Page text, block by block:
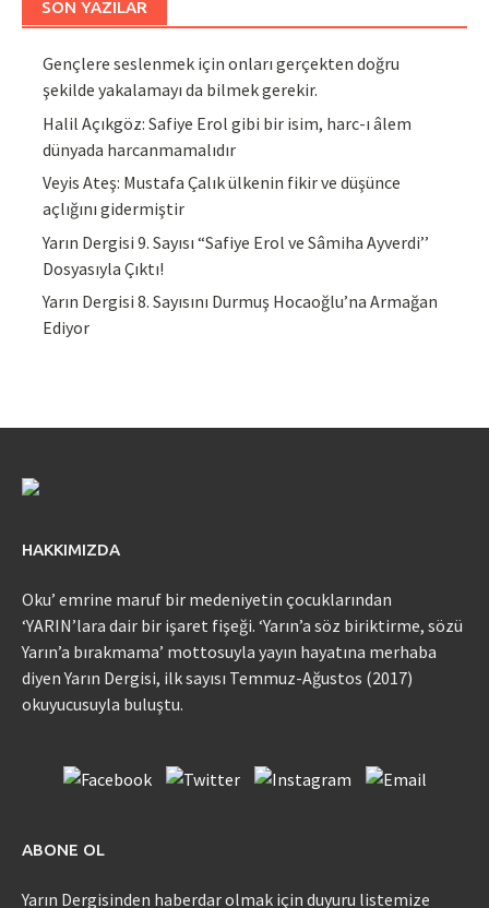
SON YAZILAR
Gençlere seslenmek için onları gerçekten doğru
şekilde yakalamayı da bilmek gerekir.
Halil Açıkgöz: Safiye Erol gibi bir isim, harc-ı âlem
dünyada harcanmamalıdır
Veyis Ateş: Mustafa Çalık ülkenin fikir ve düşünce
açlığını gidermiştir
Yarın Dergisi 9. Sayısı “Safiye Erol ve Sâmiha Ayverdi’’
Dosyasıyla Çıktı!
Yarın Dergisi 8. Sayısını Durmuş Hocaoğlu’na Armağan
Ediyor
HAKKIMIZDA
Oku’ emrine maruf bir medeniyetin çocuklarından
‘YARIN’lara dair bir işaret fişeği. ‘Yarın’a söz biriktirme, sözü
Yarın’a bırakmama’ mottosuyla yayın hayatına merhaba
diyen Yarın Dergisi, ilk sayısı Temmuz-Ağustos (2017)
okuyucusuyla buluştu.
ABONE OL
Yarın Dergisinden haberdar olmak için duyuru listemize